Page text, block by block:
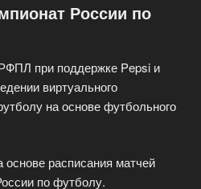
России по
при поддержке Pepsi и
виртуального
на основе футбольного
расписания матчей
по футболу.